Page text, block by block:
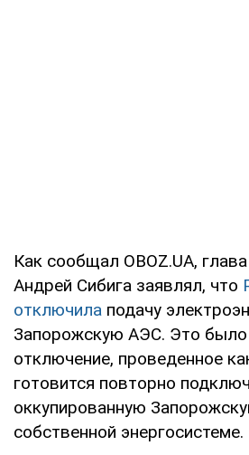
Как сообщал OBOZ.UA,
Андрей Сибига заявлял, что
отключила подачу
Запорожскую АЭС. Это было
отключение, проведенное
готовится повторно
оккупированную
собственной энергосистеме.